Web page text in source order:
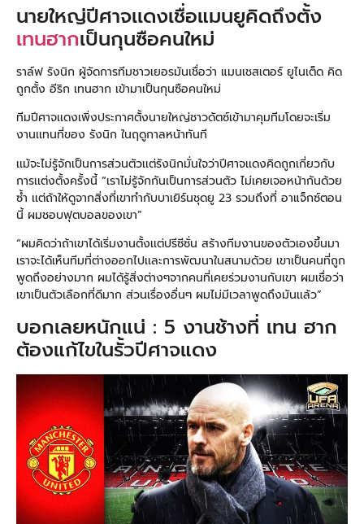
นายใหญ่ปีศาจเเดงเชื่อแมนยูคิดถึงตั้ง
เทนฮากเป็นกุนซือคนใหม่
ราล์ฟ รังนิก ผู้จัดการทีมชาวเยอรมันเชื่อว่า แมนเชสเตอร์ ยูไนเต็ด คิด
ถูกตั้ง อีริก เทนฮาก เข้ามาเป็นกุนซือคนใหม่
ทีมปีศาจเเดงเพิ่งประกาศตั้งนายใหญ่ชาวดัตซ์เข้ามาคุมทีมโดยจะเริ่ม
งานเเทนที่ของ รังนิก ในฤดูกาลหน้าทันที
เเม้จะไม่รู้จักเป็นการส่วนตัวเเต่รังนิกมั่นใจว่าปีศาจเเดงคิดถูกเกี่ยวกับ
การเเต่งตั้งครั้งนี้ “เราไม่รู้จักกันเป็นการส่วนตัว ไม่เคยเจอหน้ากันด้วย
ซ้ำ เเต่ถ้าให้ดูจากสิ่งที่เขาทำกับบาเยิร์นชุดยู 23 รวมถึงที่ อาแจ็กซ์ตอน
นี้ ผมชอบฟุตบอลของเขา”
“ผมคิดว่าถ้าเขาได้เริ่มงานตั้งเเต่ปรีซีซั่น สร้างทีมงานของตัวเองขึ้นมา
เราจะได้เห็นทีมที่ต่างออกไปเเละการพัฒนาในสนามด้วย เขาเป็นคนที่ถูก
พูดถึงอย่างมาก ผมได้รู้สิ่งต่างๆจากคนที่เคยร่วมงานกับเขา ผมเชื่อว่า
เขาเป็นตัวเลือกที่ดีมาก ส่วนเรื่องอื่นๆ ผมไม่มีเวลาพูดถึงมันเเล้ว”
บอกเลยหนักแน่ : 5 งานช้างที่ เทน ฮาก
ต้องแก้ไขในรั้วปีศาจแดง